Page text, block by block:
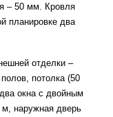
– 50 мм. Кровля
планировке два
отделки –
потолка (50
окна с двойным
м, наружная дверь